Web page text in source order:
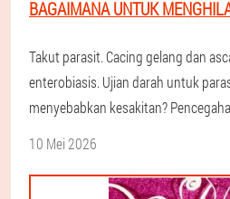
BAGAIMANA UNTUK
Takut parasit. Cacing gelang dan
enterobiasis. Ujian darah untuk
menyebabkan kesakitan?
10 Mei 2026